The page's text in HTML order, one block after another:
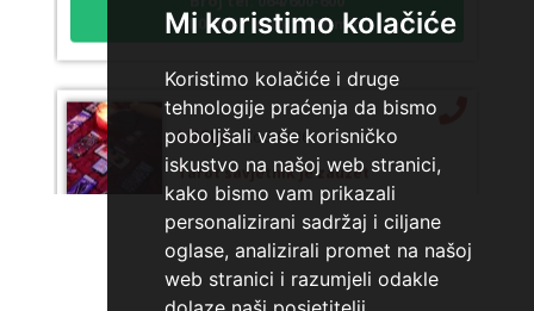
Mi koristimo kolačiće
Koristimo kolačiće i druge
tehnologije praćenja da bismo
poboljšali vaše korisničko
iskustvo na našoj web stranici,
kako bismo vam prikazali
personalizirani sadržaj i ciljane
oglase, analizirali promet na našoj
web stranici i razumjeli odakle
tel:0,93€ - mob:1,12€ min
LUCIJA / Kod #136
Tarot savjetnik je zauzet
sudbinske karte, anđeoske poruke
Broj tel: 064/600-600
tel:0,93€ - mob:1,12€ min